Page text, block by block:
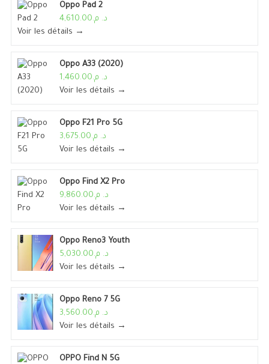
Oppo Pad 2
د. م.4,610.00
Voir les détails →
Oppo A33 (2020)
د. م.1,460.00
Voir les détails →
Oppo F21 Pro 5G
د. م.3,675.00
Voir les détails →
Oppo Find X2 Pro
د. م.9,860.00
Voir les détails →
Oppo Reno3 Youth
د. م.5,030.00
Voir les détails →
Oppo Reno 7 5G
د. م.3,560.00
Voir les détails →
OPPO Find N 5G